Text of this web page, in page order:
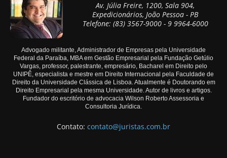
Av. Júlia Freire, 1200, Sala 904,
Expedicionários, João Pessoa - PB
Telefone: (83) 3567-9000 - 9 9964-6000
Advogado militante, Administrador de Empresas pela Universidade
Federal da Paraíba, MBA em Gestão Empresarial pela Fundação Getúlio
Vargas, professor, palestrante, empresário, Bacharel em Direito pelo
UNIPÊ, especialista e mestre em Direito Internacional pela Faculdade de
Direito da Universidade Clássica de Lisboa. Atualmente é Doutorando em
Direito Empresarial pela mesma Universidade. Autor de livros e artigos.
Fundador do escritório de advocacia Wilson Roberto Assessoria e
Consultoria Jurídica.
Contato: contato@juristas.com.br